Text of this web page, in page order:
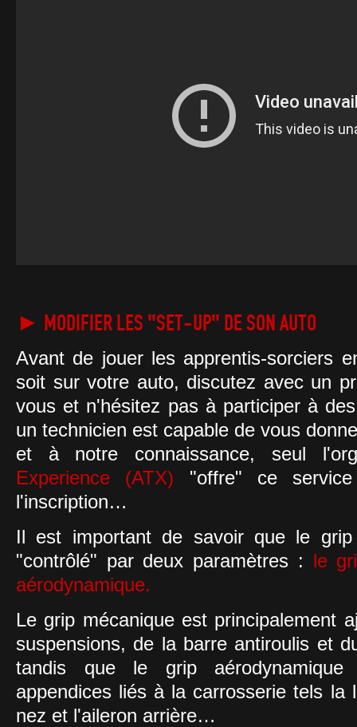
► MODIFIER LES "SET-UP" DE SON AUTO
Avant de jouer les apprentis-sorciers
soit sur votre auto, discutez avec un
vous et n'hésitez pas à participer à
un technicien est capable de vous
et à notre connaissance, seul
Experience (ATX) "offre" ce
l'inscription…
Il est important de savoir que le grip
"contrôlé" par deux paramètres : le
aérodynamique.
Le grip mécanique est principalement
suspensions, de la barre antiroulis et
tandis que le grip
appendices liés à la carrosserie tels la
nez et l'aileron arrière…